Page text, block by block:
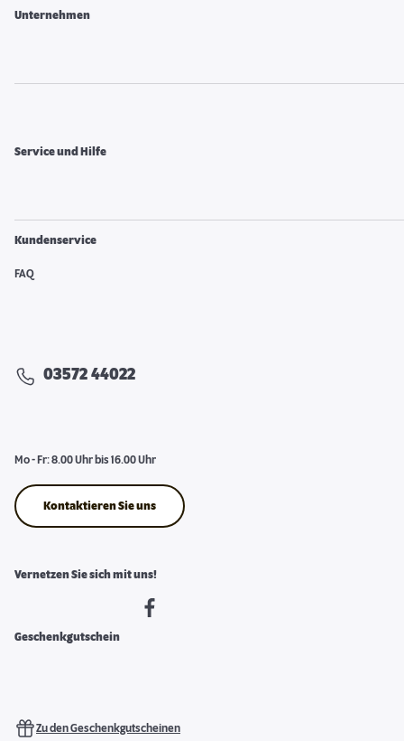
Unternehmen
Service und Hilfe
Kundenservice
FAQ
03572 44022
Mo - Fr: 8.00 Uhr bis 16.00 Uhr
Kontaktieren Sie uns
Vernetzen Sie sich mit uns!
Geschenkgutschein
Zu den Geschenkgutscheinen